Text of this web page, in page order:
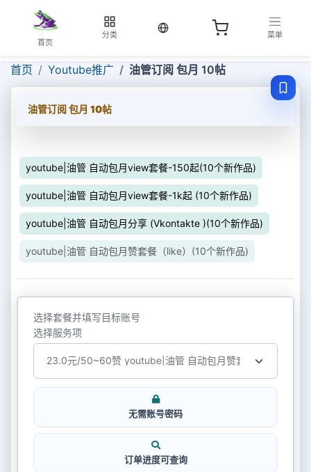
首页
分类
当前语言：中文
菜单
首页 Youtube推广 油管订阅 包月 10帖
油管订阅 包月 10帖
youtube|油管 自动包月view套餐-150起(10个新作品)
youtube|油管 自动包月view套餐-1k起 (10个新作品)
youtube|油管 自动包月分享 (Vkontakte )(10个新作品)
youtube|油管 自动包月赞套餐（like）(10个新作品)
选择套餐并填写目标账号
选择服务项
无需账号密码
订单进度可查询